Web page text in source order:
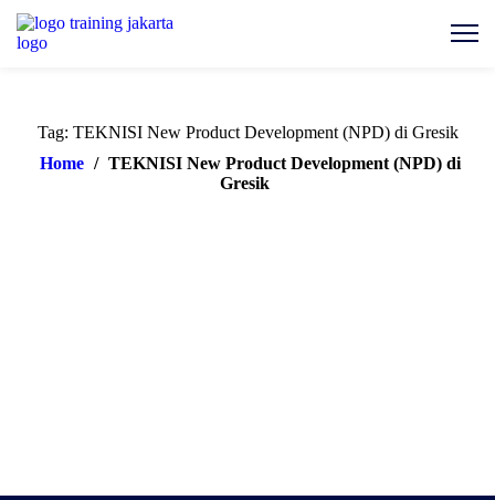
Tag: TEKNISI New Product Development (NPD) di Gresik
Home / TEKNISI New Product Development (NPD) di
Gresik